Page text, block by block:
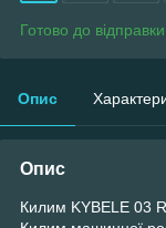
Готово до відправки
Опис
Опис
Килим KYBELE 03